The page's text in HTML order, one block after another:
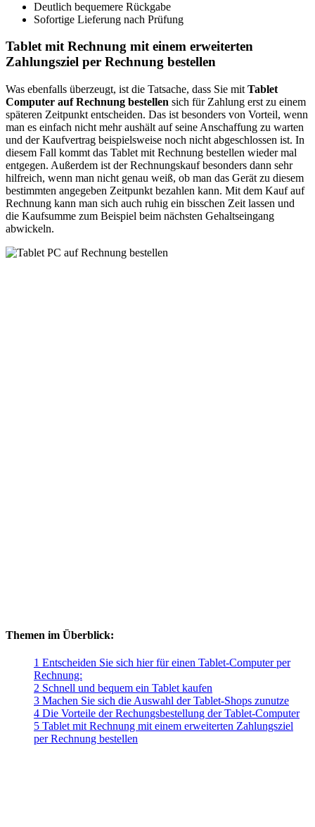
Deutlich bequemere Rückgabe
Sofortige Lieferung nach Prüfung
Tablet mit Rechnung mit einem erweiterten
Zahlungsziel per Rechnung bestellen
Was ebenfalls überzeugt, ist die Tatsache, dass Sie mit Tablet
Computer auf Rechnung bestellen sich für Zahlung erst zu einem
späteren Zeitpunkt entscheiden. Das ist besonders von Vorteil, wenn
man es einfach nicht mehr aushält auf seine Anschaffung zu warten
und der Kaufvertrag beispielsweise noch nicht abgeschlossen ist. In
diesem Fall kommt das Tablet mit Rechnung bestellen wieder mal
entgegen. Außerdem ist der Rechnungskauf besonders dann sehr
hilfreich, wenn man nicht genau weiß, ob man das Gerät zu diesem
bestimmten angegeben Zeitpunkt bezahlen kann. Mit dem Kauf auf
Rechnung kann man sich auch ruhig ein bisschen Zeit lassen und
die Kaufsumme zum Beispiel beim nächsten Gehaltseingang
abwickeln.
Themen im Überblick:
1 Entscheiden Sie sich hier für einen Tablet-Computer per
Rechnung:
2 Schnell und bequem ein Tablet kaufen
3 Machen Sie sich die Auswahl der Tablet-Shops zunutze
4 Die Vorteile der Rechungsbestellung der Tablet-Computer
5 Tablet mit Rechnung mit einem erweiterten Zahlungsziel
per Rechnung bestellen